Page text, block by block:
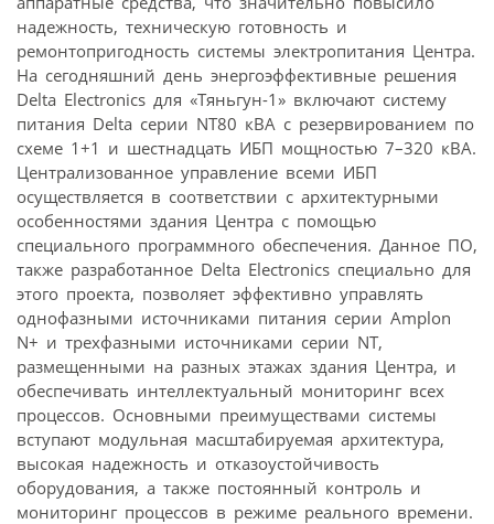
надежность, техническую готовность и
ремонтопригодность системы электропитания Центра.
На сегодняшний день энергоэффективные решения
Delta Electronics для «Тяньгун-1» включают систему
питания Delta серии NT80 кВA с резервированием по
схеме 1+1 и шестнадцать ИБП мощностью 7–320 кВА.
Централизованное управление всеми ИБП
осуществляется в соответствии с архитектурными
особенностями здания Центра с помощью
специального программного обеспечения. Данное ПО,
также разработанное Delta Electronics специально для
этого проекта, позволяет эффективно управлять
однофазными источниками питания серии Amplon
N+ и трехфазными источниками серии NT,
размещенными на разных этажах здания Центра, и
обеспечивать интеллектуальный мониторинг всех
процессов. Основными преимуществами системы
вступают модульная масштабируемая архитектура,
высокая надежность и отказоустойчивость
оборудования, а также постоянный контроль и
мониторинг процессов в режиме реального времени.